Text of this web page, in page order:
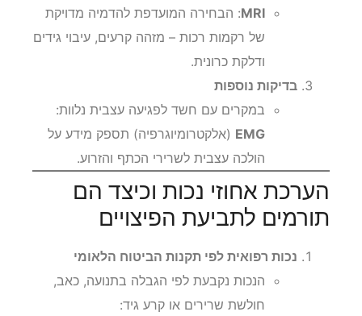
MRI: הבחירה המועדפת להדמיה מדויקת
של רקמות רכות – מזהה קרעים, עיבוי גידים
ודלקת כרונית.
בדיקות נוספות
במקרים עם חשד לפגיעה עצבית נלוות:
EMG (אלקטרומיוגרפיה) תספק מידע על
הולכה עצבית לשרירי הכתף והזרוע.
הערכת אחוזי נכות וכיצד הם
תורמים לתביעת הפיצויים
נכות רפואית לפי תקנות הביטוח הלאומי
הנכות נקבעת לפי הגבלה בתנועה, כאב,
חולשת שרירים או קרע גיד: